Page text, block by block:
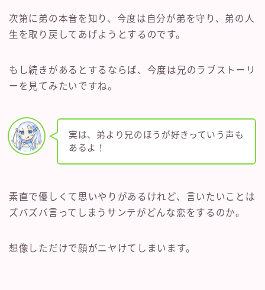
次第に弟の本音を知り、今度は自分が弟を守り、弟の人
生を取り戻してあげようとするのです。
もし続きがあるとするならば、今度は兄のラブストーリ
ーを見てみたいですね。
実は、弟より兄のほうが好きっていう声も
あるよ！
素直で優しくて思いやりがあるけれど、言いたいことは
ズバズバ言ってしまうサンテがどんな恋をするのか。
想像しただけで顔がニヤけてしまいます。